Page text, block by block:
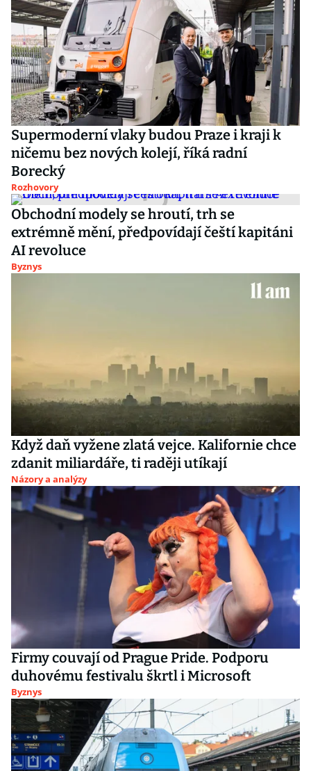
Supermoderní vlaky budou Praze i kraji k
ničemu bez nových kolejí, říká radní
Borecký
Rozhovory
Obchodní modely se hroutí, trh se
extrémně mění, předpovídají čeští kapitáni
AI revoluce
Byznys
Když daň vyžene zlatá vejce. Kalifornie chce
zdanit miliardáře, ti raději utíkají
Názory a analýzy
Firmy couvají od Prague Pride. Podporu
duhovému festivalu škrtl i Microsoft
Byznys